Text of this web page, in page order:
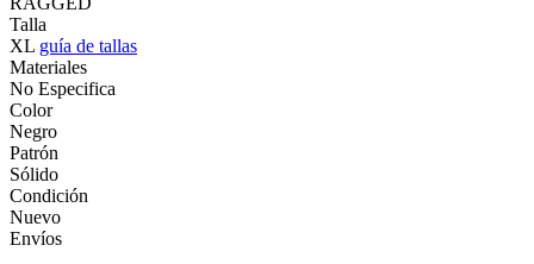
Talla
XL guía de tallas
Materiales
No Especifica
Color
Negro
Patrón
Sólido
Condición
Nuevo
Envíos